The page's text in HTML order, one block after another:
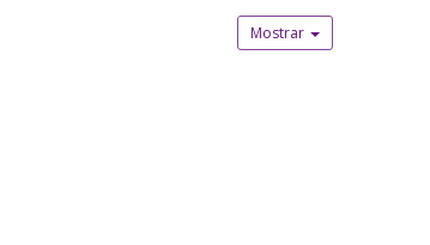
Mostrar